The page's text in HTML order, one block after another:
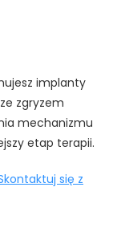
implanty
zgryzem
mechanizmu
etap terapii.
się z